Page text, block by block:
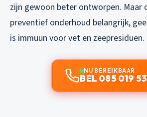
zijn gewoon beter ontworpen. Maar
preventief onderhoud belangrijk,
is immuun voor vet en zeepresiduen.
NU BEREIKBAAR
BEL 085 019